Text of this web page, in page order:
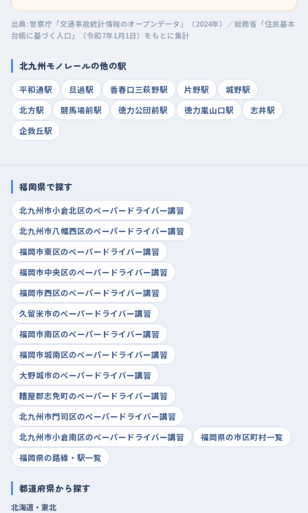
−
Leaflet|国土地理院
タップで地図を動かす
出典: 警察庁「交通事故統計情報のオープンデータ」（2024年）／総務省「住民基本
台帳に基づく人口」（令和7年1月1日）をもとに集計
北九州モノレールの他の駅
平和通駅 旦過駅 香春口三萩野駅 片野駅
城野駅
北方駅
競馬場前駅 徳力公団前駅 徳力嵐山口駅
志井駅
企救丘駅
福岡県で探す
北九州市小倉北区のペーパードライバー講習
北九州市八幡西区のペーパードライバー講習
福岡市東区のペーパードライバー講習
福岡市中央区のペーパードライバー講習
福岡市西区のペーパードライバー講習
久留米市のペーパードライバー講習
福岡市南区のペーパードライバー講習
福岡市城南区のペーパードライバー講習
大野城市のペーパードライバー講習
糟屋郡志免町のペーパードライバー講習
北九州市門司区のペーパードライバー講習
北九州市小倉南区のペーパードライバー講習
福岡県の市区町村一覧
福岡県の路線・駅一覧
都道府県から探す
北海道・東北